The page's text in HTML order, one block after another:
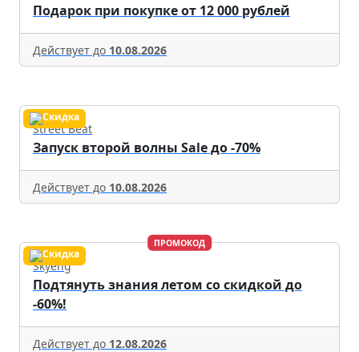
Подарок при покупке от 12 000 рублей
Действует до 10.08.2026
Street Beat
Запуск второй волны Sale до -70%
Действует до 10.08.2026
ПРОМОКОД
Skyeng
Подтянуть знания летом со скидкой до
-60%!
Действует до 12.08.2026